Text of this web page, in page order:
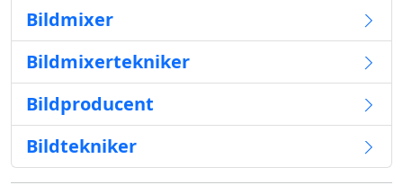
Bildmixer
Bildmixertekniker
Bildproducent
Bildtekniker